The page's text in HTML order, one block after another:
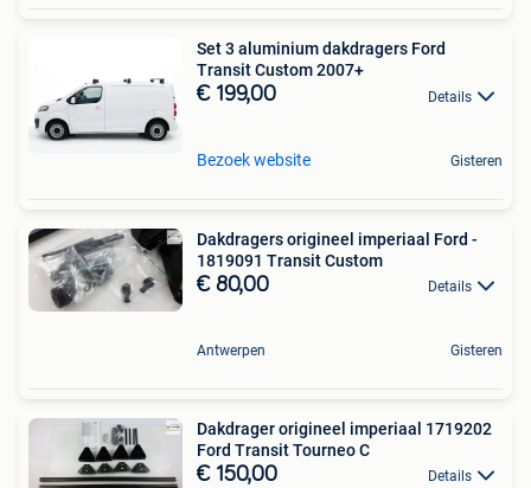
Set 3 aluminium dakdragers Ford
Transit Custom 2007+
€ 199,00 Details
Bezoek website Gisteren
Dakdragers origineel imperiaal Ford -
1819091 Transit Custom
€ 80,00 Details
Antwerpen Gisteren
Dakdrager origineel imperiaal 1719202
Ford Transit Tourneo C
€ 150,00 Details